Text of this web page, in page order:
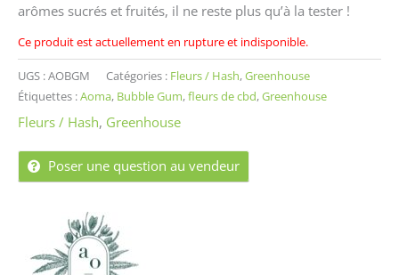
arômes sucrés et fruités, il ne reste plus qu’à la tester !
Ce produit est actuellement en rupture et indisponible.
UGS :AOBGM Catégories : Fleurs / Hash,Greenhouse
Étiquettes :Aoma, Bubble Gum,fleurs de cbd,Greenhouse
Fleurs / Hash, Greenhouse
Poser une question au vendeur